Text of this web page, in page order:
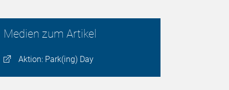
Medien zum Artikel
Aktion: Park(ing) Day